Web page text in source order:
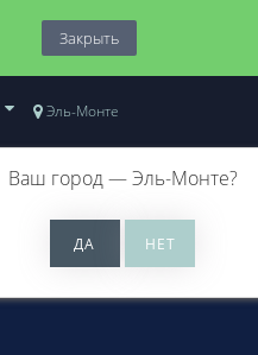
Закрыть
Эль-Монте
Ваш город —Эль-Монте?
0